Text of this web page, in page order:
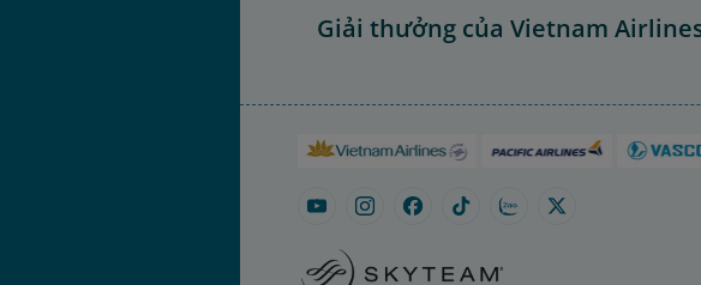
Giải thưởng của Vietnam